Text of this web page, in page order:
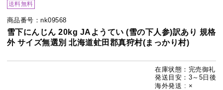
送料無料
商品番号：nk09568
雪下にんじん 20kg JAようてい (雪の下人参)訳あり 規格
外 サイズ無選別 北海道虻田郡真狩村(まっかり村)
在庫状態：完売御礼
発送目安：3～5日後
海外発送 : ×